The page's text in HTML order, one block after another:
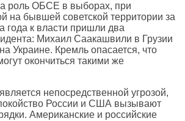
роль ОБСЕ в выборах, при
на бывшей советской территории за
года к власти пришли два
Михаил Саакашвили в Грузии
Украине. Кремль опасается, что
окончиться такими же
непосредственной угрозой,
России и США вызывают
Американские и российские